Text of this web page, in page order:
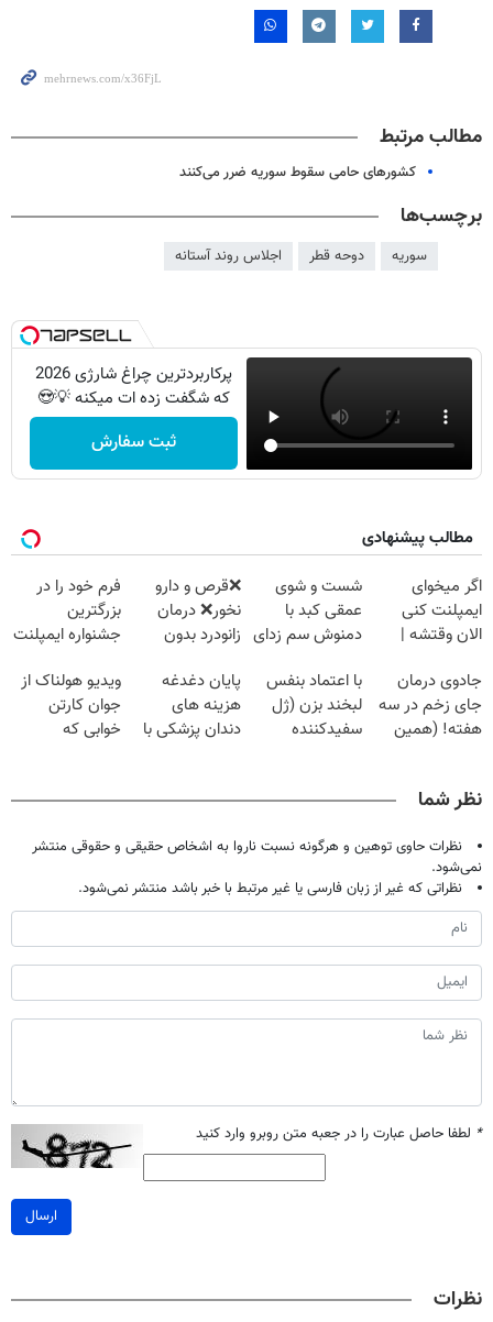
مطالب مرتبط
کشورهای حامی سقوط سوریه ضرر می‌کنند
برچسب‌ها
سوریه دوحه قطر اجلاس روند آستانه
پرکاربردترین چراغ شارژی 2026
که شگفت زده ات میکنه 💡😍
ثبت سفارش
مطالب پیشنهادی
اگر میخوای
ایمپلنت کنی
الان وقتشه |
میلیون تومان!!!
شست و شوی
عمقی کبد با
دمنوش سم زدای
❌قرص‌ و دارو
نخور❌ درمان
زانودرد بدون
فرم خود را در
بزرگترین
جشنواره ایمپلنت
فقط ۲۵ میلیون
جادوی درمان
جای زخم در سه
هفته! (همین
با اعتماد بنفس
لبخند بزن (ژل
سفیدکننده
پایان دغدغه
هزینه های
دندان پزشکی با
ویدیو هولناک از
جوان کارتن
خوابی که
نظر شما
نظرات حاوی توهین و هرگونه نسبت ناروا به اشخاص حقیقی و حقوقی منتشر
نمی‌شود.
نظراتی که غیر از زبان فارسی یا غیر مرتبط با خبر باشد منتشر نمی‌شود.
* لطفا حاصل عبارت را در جعبه متن روبرو وارد کنید
ارسال
نظرات